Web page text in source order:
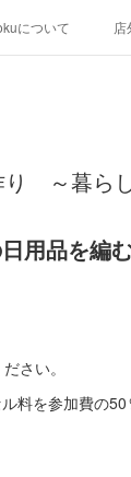
について 店
～暮ら
用品を編
さい。
料を参加費の